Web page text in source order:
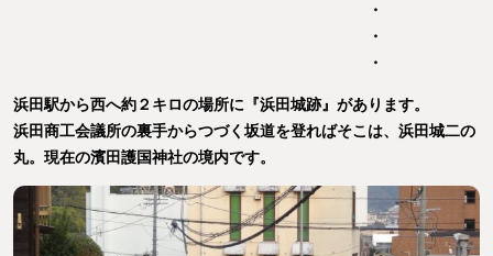
・
・
浜田駅から西へ約２キロの場所に『浜田城跡』があります。
浜田商工会議所の裏手からつづく坂道を登ればそこは、浜田城二の
丸。現在の濱田護国神社の境内です。